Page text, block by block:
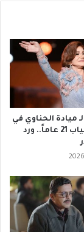
ميادة الحناوي في
قرطاج بعد غياب 21 عاماً.. ورد